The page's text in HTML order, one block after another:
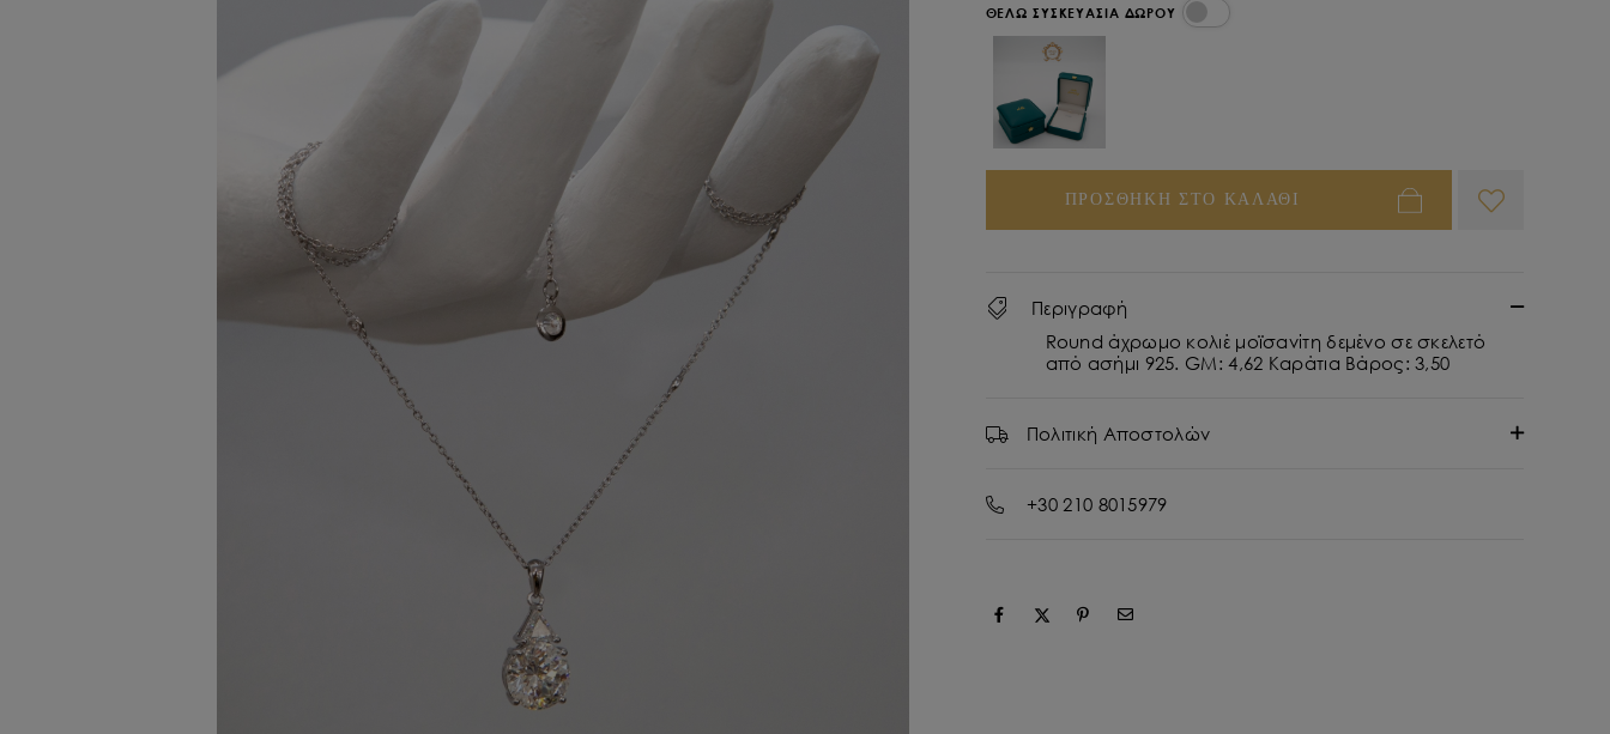
ΘΕΛΩ ΣΥΣΚΕΥΑΣΙΑ ΔΩΡΟΥ
ΠΡΟΣΘΗΚΗ ΣΤΟ ΚΑΛΑΘΙ
Περιγραφή
Round άχρωμο κολιέ μοϊσανίτη δεμένο σε σκελετό
από ασήμι 925. GM: 4,62 Καράτια Βάρος: 3,50
Πολιτική Αποστολών
+30 210 8015979